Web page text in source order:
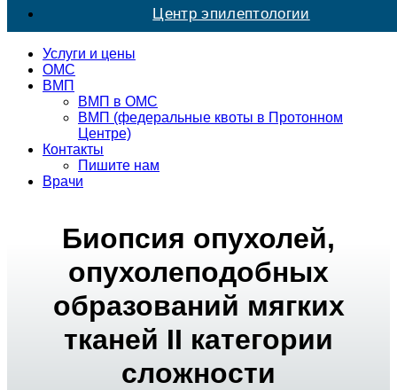
Центр эпилептологии
Услуги и цены
ОМС
ВМП
ВМП в ОМС
ВМП (федеральные квоты в Протонном
Центре)
Контакты
Пишите нам
Врачи
Биопсия опухолей,
опухолеподобных
образований мягких
тканей II категории
сложности